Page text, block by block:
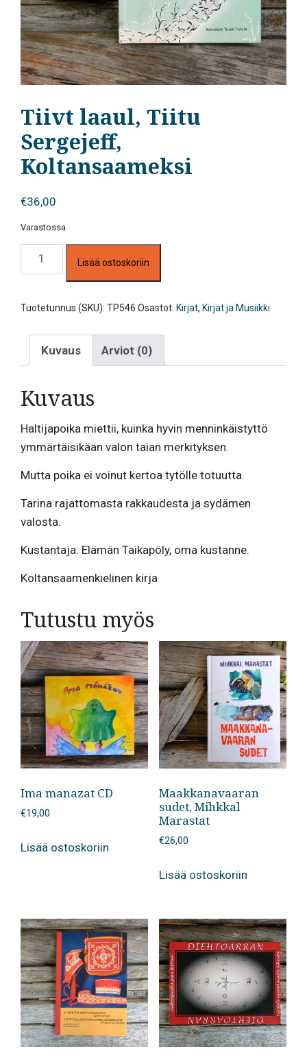
Tiivt laaul, Tiitu
Sergejeff,
Koltansaameksi
€36,00
Varastossa
laaul,
Koltansaameksi
Lisää ostoskoriin
Tuotetunnus (SKU): TP546 Osastot: Kirjat, Kirjat ja Musiikki
Kuvaus Arviot (0)
Kuvaus
Haltijapoika miettii, kuinka hyvin menninkäistyttö
ymmärtäisikään valon taian merkityksen.
Mutta poika ei voinut kertoa tytölle totuutta.
Tarina rajattomasta rakkaudesta ja sydämen
valosta.
Kustantaja: Elämän Taikapöly, oma kustanne.
Koltansaamenkielinen kirja
Tutustu myös
Ima manazat CD
€19,00
Lisää ostoskoriin
Maakkanavaaran
sudet, Mihkkal
Marastat
€26,00
Lisää ostoskoriin